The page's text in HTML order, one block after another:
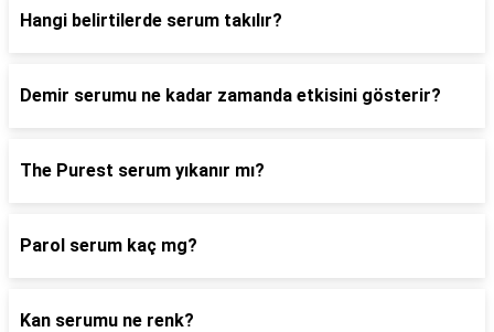
Hangi belirtilerde serum takılır?
Demir serumu ne kadar zamanda etkisini gösterir?
The Purest serum yıkanır mı?
Parol serum kaç mg?
Kan serumu ne renk?